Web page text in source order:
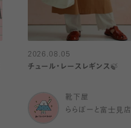
2026.08.05
チュール・レースレギンス🍃
靴下屋
ららぽーと富士見店